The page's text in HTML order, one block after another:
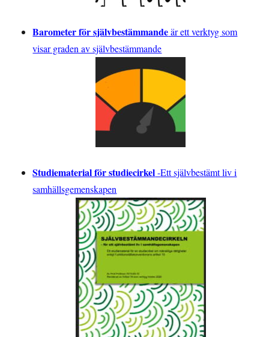
Barometer för självbestämmandeär ett verktyg som
visar graden av självbestämmande
Studiematerial för studiecirkel-Ett självbestämt liv i
samhällsgemenskapen